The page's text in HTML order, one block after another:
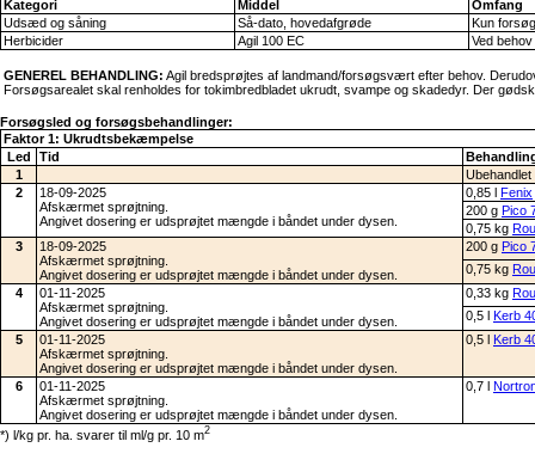
Kategori
Middel
Omfang
Udsæd og såning
Så-dato, hovedafgrøde
Kun forsøg
Herbicider
Agil 100 EC Ved behov
GENEREL BEHANDLING: Agil bredsprøjtes af landmand/forsøgsvært efter behov.
Forsøgsarealet skal renholdes for tokimbredbladet ukrudt, svampe og skadedyr. Der
Forsøgsled og forsøgsbehandlinger:
Faktor 1: Ukrudtsbekæmpelse
Led
Tid
1
Ubehandlet
2
18-09-2025
Afskærmet sprøjtning.
Angivet dosering er udsprøjtet mængde i båndet under dysen.
0,85 l Fenix
200 g Pico
0,75 kg
3
18-09-2025
Afskærmet sprøjtning.
Angivet dosering er udsprøjtet mængde i båndet under dysen.
200 g Pico
0,75 kg
4
01-11-2025
Afskærmet sprøjtning.
Angivet dosering er udsprøjtet mængde i båndet under dysen.
0,33 kg
0,5 l Kerb
5
01-11-2025
Afskærmet sprøjtning.
Angivet dosering er udsprøjtet mængde i båndet under dysen.
0,5 l Kerb
6
01-11-2025
Afskærmet sprøjtning.
Angivet dosering er udsprøjtet mængde i båndet under dysen.
0,7 l
*) l/kg pr. ha. svarer til ml/g pr. 10 m2